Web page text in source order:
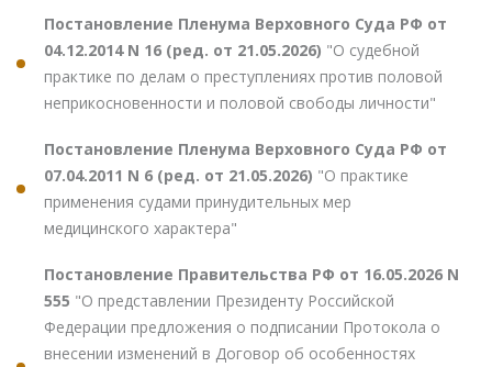
Постановление Пленума Верховного Суда РФ от
04.12.2014 N 16 (ред. от 21.05.2026) "О судебной
практике по делам о преступлениях против половой
неприкосновенности и половой свободы личности"
Постановление Пленума Верховного Суда РФ от
07.04.2011 N 6 (ред. от 21.05.2026) "О практике
применения судами принудительных мер
медицинского характера"
Постановление Правительства РФ от 16.05.2026 N
555 "О представлении Президенту Российской
Федерации предложения о подписании Протокола о
внесении изменений в Договор об особенностях